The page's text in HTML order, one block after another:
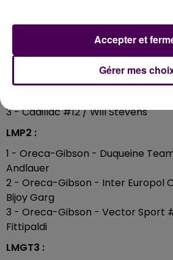
TOP 3 PAR CATÉGORIE, À 23H
Hypercar :
1 - Toyota #8 / Sébastien Buemi
3 - Cadillac #12 / Will Stevens
LMP2 :
1 - Oreca-Gibson - Duqueine
Andlauer
2 - Oreca-Gibson - Inter Europol
Bijoy Garg
3 - Oreca-Gibson - Vector Sport
Fittipaldi
LMGT3 :
Gérer mes
Accepter et